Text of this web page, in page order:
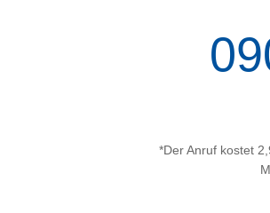
*Der Anruf kostet